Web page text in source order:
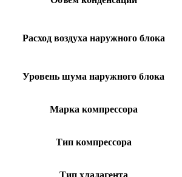
Расход воздуха наружного блока
Уровень шума наружного блока
Марка компрессора
Тип компрессора
Тип хладагента